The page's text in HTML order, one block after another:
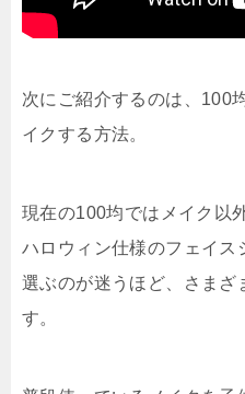
次にご紹介するのは、100
イクする方法。
現在の100均ではメイク以
ハロウィン仕様のフェイス
選ぶのが迷うほど、さまざ
す。